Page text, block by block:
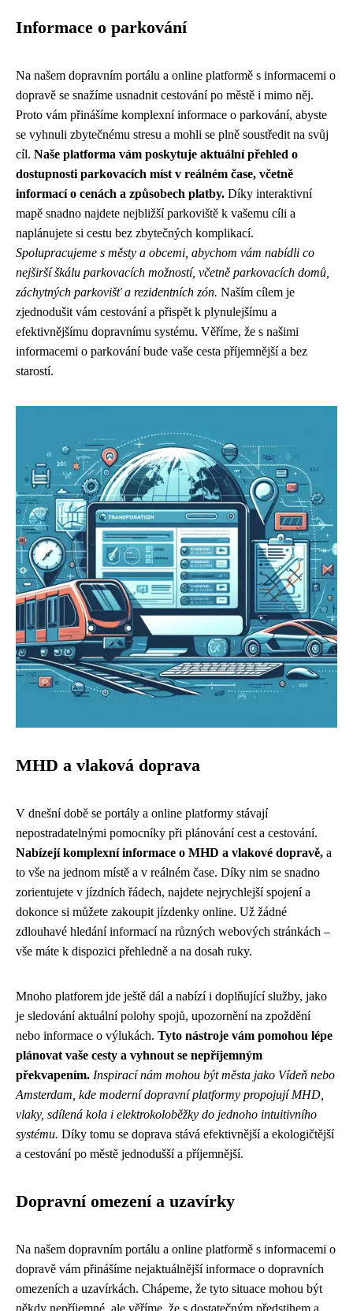
Informace o parkování
Na našem dopravním portálu a online platformě s informacemi o
dopravě se snažíme usnadnit cestování po městě i mimo něj.
Proto vám přinášíme komplexní informace o parkování, abyste
se vyhnuli zbytečnému stresu a mohli se plně soustředit na svůj
cíl. Naše platforma vám poskytuje aktuální přehled o
dostupnosti parkovacích míst v reálném čase, včetně
informací o cenách a způsobech platby. Díky interaktivní
mapě snadno najdete nejbližší parkoviště k vašemu cíli a
naplánujete si cestu bez zbytečných komplikací.
Spolupracujeme s městy a obcemi, abychom vám nabídli co
nejširší škálu parkovacích možností, včetně parkovacích domů,
záchytných parkovišť a rezidentních zón. Naším cílem je
zjednodušit vám cestování a přispět k plynulejšímu a
efektivnějšímu dopravnímu systému. Věříme, že s našimi
informacemi o parkování bude vaše cesta příjemnější a bez
starostí.
MHD a vlaková doprava
V dnešní době se portály a online platformy stávají
nepostradatelnými pomocníky při plánování cest a cestování.
Nabízejí komplexní informace o MHD a vlakové dopravě, a
to vše na jednom místě a v reálném čase. Díky nim se snadno
zorientujete v jízdních řádech, najdete nejrychlejší spojení a
dokonce si můžete zakoupit jízdenky online. Už žádné
zdlouhavé hledání informací na různých webových stránkách –
vše máte k dispozici přehledně a na dosah ruky.
Mnoho platforem jde ještě dál a nabízí i doplňující služby, jako
je sledování aktuální polohy spojů, upozornění na zpoždění
nebo informace o výlukách. Tyto nástroje vám pomohou lépe
plánovat vaše cesty a vyhnout se nepříjemným
překvapením. Inspirací nám mohou být města jako Vídeň nebo
Amsterdam, kde moderní dopravní platformy propojují MHD,
vlaky, sdílená kola i elektrokoloběžky do jednoho intuitivního
systému. Díky tomu se doprava stává efektivnější a ekologičtější
a cestování po městě jednodušší a příjemnější.
Dopravní omezení a uzavírky
Na našem dopravním portálu a online platformě s informacemi o
dopravě vám přinášíme nejaktuálnější informace o dopravních
omezeních a uzavírkách. Chápeme, že tyto situace mohou být
někdy nepříjemné, ale věříme, že s dostatečným předstihem a